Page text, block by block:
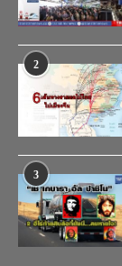
2
3